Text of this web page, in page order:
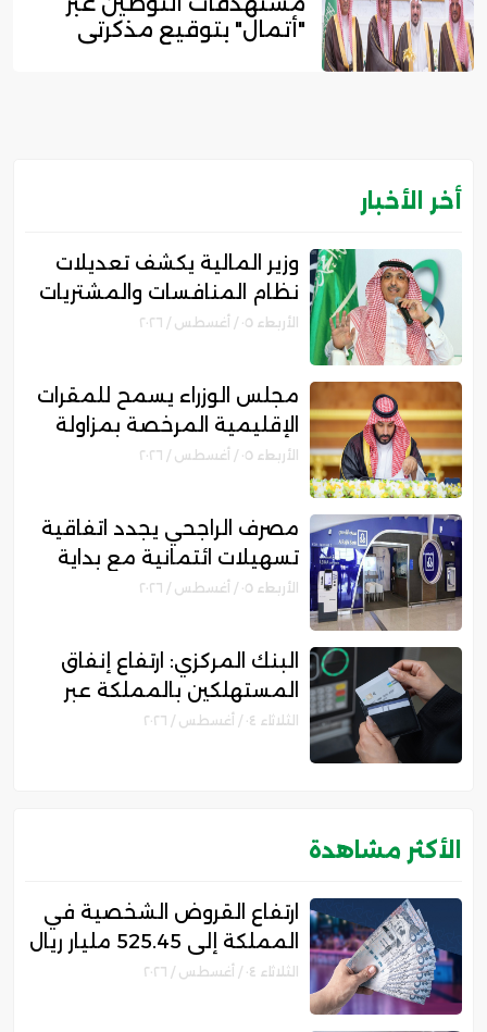
"أتمال" بتوقيع مذكرتي
أخر الأخبار
وزير المالية يكشف تعديلات
نظام المنافسات والمشتريات
الحكومية الجديد
الأربعاء ٠٥ / أغسطس / ٢٠٢٦
مجلس الوزراء يسمح للمقرات
الإقليمية المرخصة بمزاولة
الأنشطة المالية عابرة الحدود
الأربعاء ٠٥ / أغسطس / ٢٠٢٦
مصرف الراجحي يجدد اتفاقية
تسهيلات ائتمانية مع بداية
الأربعاء ٠٥ / أغسطس / ٢٠٢٦
البنك المركزي: ارتفاع إنفاق
المستهلكين بالمملكة عبر
الثلاثاء ٠٤ / أغسطس / ٢٠٢٦
الأكثر مشاهدة
ارتفاع القروض الشخصية في
المملكة إلى 525.45 مليار ريال
.. ونمو قروض بطاقات
الثلاثاء ٠٤ / أغسطس / ٢٠٢٦